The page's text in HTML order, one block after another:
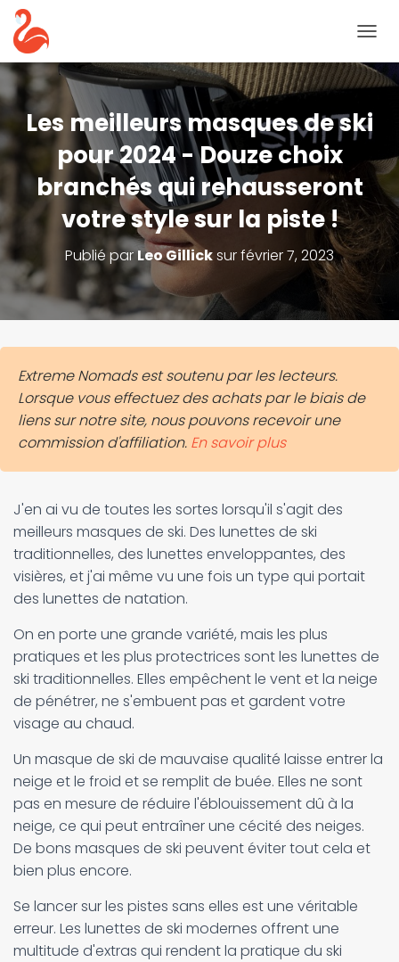
A
S
U
L
R
A
V
A
O
Les meilleurs masques de ski
pour 2024 - Douze choix
branchés qui rehausseront
votre style sur la piste !
Publié parLeo Gillicksurfévrier 7, 2023
Extreme Nomads est soutenu par les lecteurs.
Lorsque vous effectuez des achats par le biais de
liens sur notre site, nous pouvons recevoir une
commission d'affiliation. En savoir plus
J'en ai vu de toutes les sortes lorsqu'il s'agit des
meilleurs masques de ski. Des lunettes de ski
traditionnelles, des lunettes enveloppantes, des
visières, et j'ai même vu une fois un type qui portait
des lunettes de natation.
On en porte une grande variété, mais les plus
pratiques et les plus protectrices sont les lunettes de
ski traditionnelles. Elles empêchent le vent et la neige
de pénétrer, ne s'embuent pas et gardent votre
visage au chaud.
Un masque de ski de mauvaise qualité laisse entrer la
neige et le froid et se remplit de buée. Elles ne sont
pas en mesure de réduire l'éblouissement dû à la
neige, ce qui peut entraîner une cécité des neiges.
De bons masques de ski peuvent éviter tout cela et
bien plus encore.
Se lancer sur les pistes sans elles est une véritable
erreur. Les lunettes de ski modernes offrent une
multitude d'extras qui rendent la pratique du ski